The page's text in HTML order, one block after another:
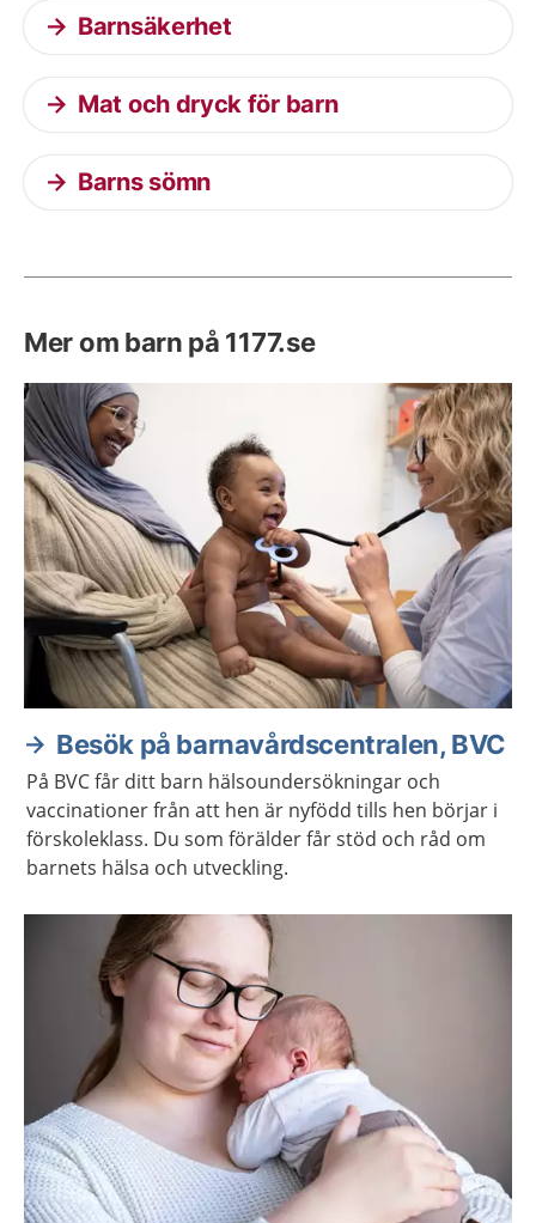
Barnsäkerhet
Mat och dryck för barn
Barns sömn
Mer om barn på 1177.se
Besök på barnavårdscentralen, BVC
På BVC får ditt barn hälsoundersökningar och
vaccinationer från att hen är nyfödd tills hen börjar i
förskoleklass. Du som förälder får stöd och råd om
barnets hälsa och utveckling.